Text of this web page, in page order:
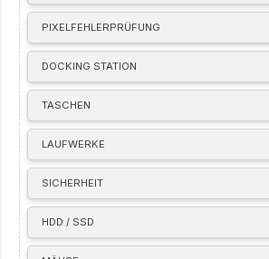
PIXELFEHLERPRÜFUNG
DOCKING STATION
TASCHEN
LAUFWERKE
SICHERHEIT
HDD / SSD